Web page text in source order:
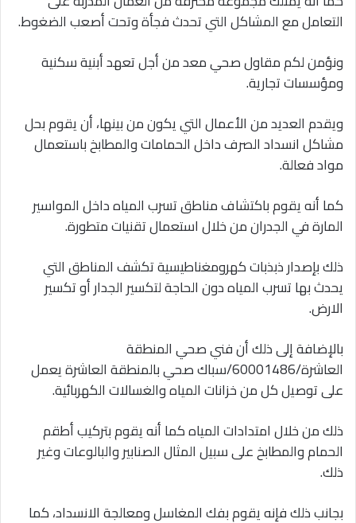
التعامل مع المشاكل التي تحدث فجأة وتحت أصعب الضغوط.
ونؤمن لكم مقاول صحي معد من أجل تعهد أبنية سكنية
ومؤسسات تجارية.
ويقدم العديد من الأعمال التي يكون من بينها، أن يقوم بحل
مشاكل انسداد الصرف داخل الحمامات والمطابخ باستعمال
مواد فعالة.
كما أنه يقوم باكتشاف مناطق تسرب المياه داخل المواسير
المارة في الجدران من خلال استعمال تقنيات متطورة.
ذلك بإصدار ذبذبات كهرومغناطيسية تكشف المناطق التي
يحدث بها تسرب المياه دون الحاجة لتكسير الجدار أو تكسير
الارض.
بالإضافة إلى ذلك أن فني صحي المنطقة
العاشرة/60001486/سباك صحي بالمنطقة العاشرة يعمل
على توصيل كل من خزانات المياه والغسالات الكهربائية.
ذلك من خلال امتدادات المياه كما أنه يقوم بتركيب أطقم
الحمام والمطابخ على سبيل المثال الصنابير والبالوعات وغير
ذلك.
بجانب ذلك فإنه يقوم بفك المغاسل ومعالجة الانسداد، كما